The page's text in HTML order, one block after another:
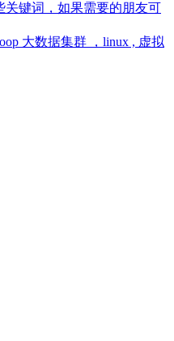
关键词，如果需要的朋友可
大数据集群 ，linux , 虚拟